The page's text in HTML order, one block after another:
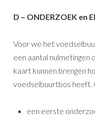
D – ONDERZOEK en
Voor we het
een aantal nulmetingen
kaart kunnen brengen
voedselbuurtbos heeft.
een eerste